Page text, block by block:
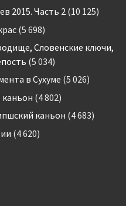
2015. Часть 2 (10 125)
(5 698)
Словенские ключи,
(5 034)
в Сухуме (5 026)
каньон (4 802)
каньон (4 683)
(4 620)